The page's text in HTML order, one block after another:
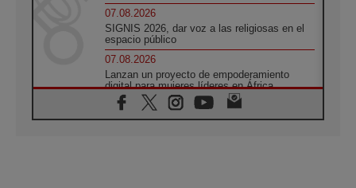
07.08.2026
SIGNIS 2026, dar voz a las religiosas en el
espacio público
07.08.2026
Lanzan un proyecto de empoderamiento
digital para mujeres líderes en África
07.08.2026
Programa oficial del Viaje Apostólico del